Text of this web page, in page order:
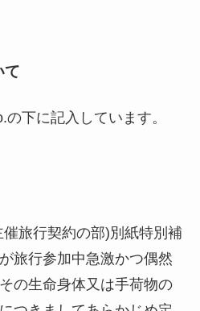
て
下に記入しています。
旅行契約の部)別紙特別補
旅行参加中急激かつ偶然
の生命身体又は手荷物の